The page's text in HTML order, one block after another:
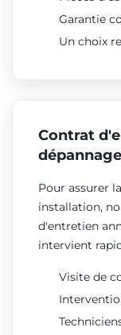
Garantie
Un choix
Contrat
dépannage
Pour assurer
installation,
d'entretien
intervient
Visite de